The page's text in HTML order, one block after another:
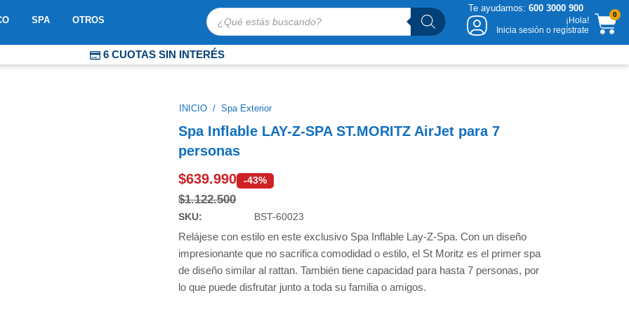
Te ayudamos: 600 3000 900
ABRIR MOSAICO
SPA ABRIR SPA
OTROS
Búsqueda
de
¡Hola!
Inicia sesión o regístrate
0
6 CUOTAS SIN INTERÉS
INICIO / Spa Exterior
Spa Inflable LAY-Z-SPA ST.MORITZ AirJet para 7
personas
$639.990 -43%
$1.122.500
SKU: BST-60023
Relájese con estilo en este exclusivo Spa Inflable Lay-Z-Spa. Con un diseño
impresionante que no sacrifica comodidad o estilo, el St Moritz es el primer spa
de diseño similar al rattan. También tiene capacidad para hasta 7 personas, por
lo que puede disfrutar junto a toda su familia o amigos.